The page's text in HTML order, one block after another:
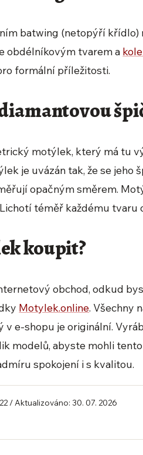
batwing (netopýří křídlo)
obdélníkovým tvarem a
formální příležitosti.
motýlek, který má tu
je uvázán tak, že se
opačným směrem.
téměř každému tvaru
koupit?
obchod, odkud
Motylek.online. Všechny
e-shopu je originální.
modelů, abyste mohli
spokojení i s kvalitou.
/ Aktualizováno: 30. 07. 2026